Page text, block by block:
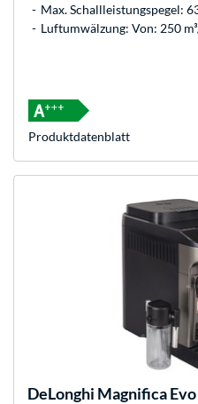
Max. Schallleistungspegel:
Luftumwälzung: Von: 250
Produkt­datenblatt
DeLonghi Magnifica